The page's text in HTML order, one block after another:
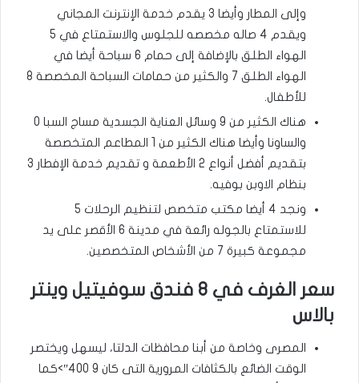
وإلى المطار وأيضا 3 يقدم خدمة الإنترنت المجاني
ويقدم 4 صاله مخصصه للجلوس والاستمتاع في 5
الهواء الطلق بالإضافة إلى حمام 6 سباحة أيضا في
الهواء الطلق 7 والكثير من حمامات السباحة المخصصة 8
للأطفال.
هناك الكثير من 9 وسائل العناية الجسدية مساج السبا 0
والساونا وأيضا هناك الكثير من 1 المطاعم المتخصصة
بتقديم أفضل أنواع 2 الأطعمة و تقديم خدمة الإفطار 3
بنظام الاوبن بوفيه.
ونجد 4 أيضا مكتب متخصص لتنظيم الرحلات 5
للاستمتاع بالجوله رائعة في مدينة 6 الأقصر على يد
مجموعة كبيرة 7 من الأشخاص المتخصصين.
سعر الغرف في 8 فندق سوفيتيل وينتر
بالاس
المصرى وخاصة من أبنا محافظات الدلتا، ليسهل ويختصر
الوقت الضائع بالكثافات المرورية التى كان 9 400″>كما